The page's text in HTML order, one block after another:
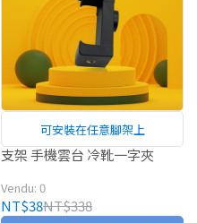
可安裝在任意腳架上
支架 手機雲台 冷靴一字夾
Vendu: 0
NT$38NT$338